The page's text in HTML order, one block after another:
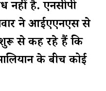
नहीं है. एनसीपी
ने आईएएनएस से
से कह रहे हैं कि
के बीच कोई